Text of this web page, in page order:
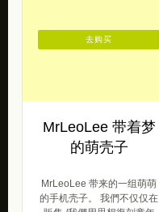
MrLeoLee 带着梦
的萌壳子
MrLeoLee 带来的一组萌萌
的手机壳子。 我們不仅仅在
去购买